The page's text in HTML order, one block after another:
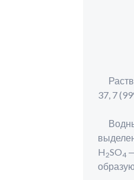
37, 7
H 2SO4